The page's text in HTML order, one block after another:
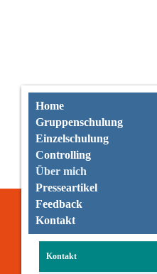
Home
Gruppenschulung
Einzelschulung
Controlling
Über mich
Presseartikel
Feedback
Kontakt
Kontakt